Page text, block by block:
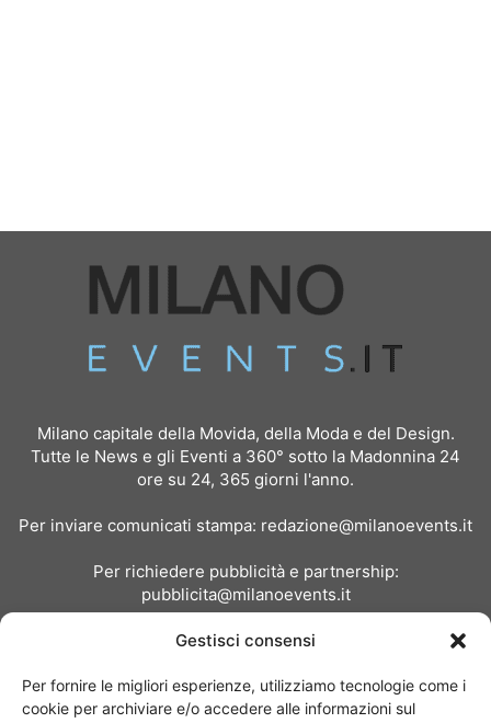
Gestisci consensi
Per fornire le migliori esperienze, utilizziamo tecnologie come i
cookie per archiviare e/o accedere alle informazioni sul
Milano capitale della Movida, della Moda e del Design.
Tutte le News e gli Eventi a 360° sotto la Madonnina 24
ore su 24, 365 giorni l'anno.
Per inviare comunicati stampa: redazione@milanoevents.it
Per richiedere pubblicità e partnership:
pubblicita@milanoevents.it